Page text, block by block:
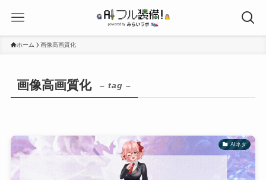
ホーム 画像高画質化
画像高画質化 – tag –
AIネタ